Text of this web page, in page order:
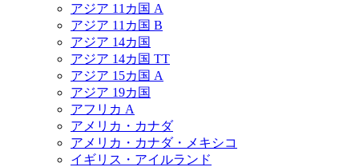
アジア 11カ国 A
アジア 11カ国 B
アジア 14カ国
アジア 14カ国 TT
アジア 15カ国 A
アジア 19カ国
アフリカ A
アメリカ・カナダ
アメリカ・カナダ・メキシコ
イギリス・アイルランド